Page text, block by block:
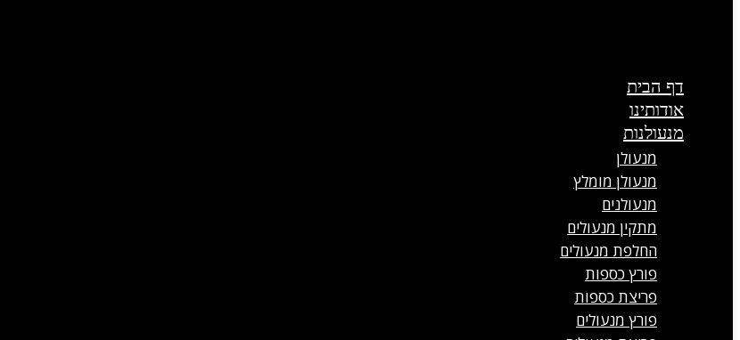
דף הבית
אודותינו
מנעולנות
מנעולן
מנעולן מומלץ
מנעולנים
מתקין מנעולים
החלפת מנעולים
פורץ כספות
פריצת כספות
פורץ מנעולים